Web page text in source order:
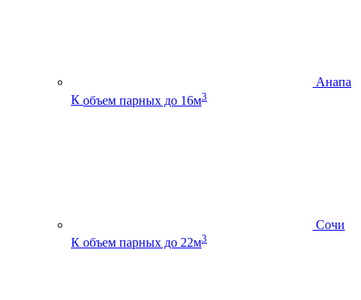
Анапа
К объем парных до 16м3
Сочи
К объем парных до 22м3